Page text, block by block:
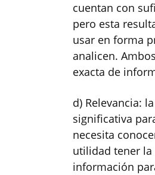
cuentan con
pero esta
usar en forma
analicen.
exacta de
d) Relevancia:
significativa
necesita
utilidad tener la
información